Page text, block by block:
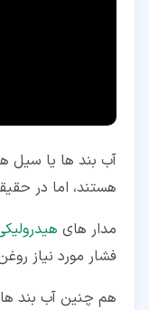
هستند، اما در
مدار های
فشار مورد نیاز
هم چنین آب بند